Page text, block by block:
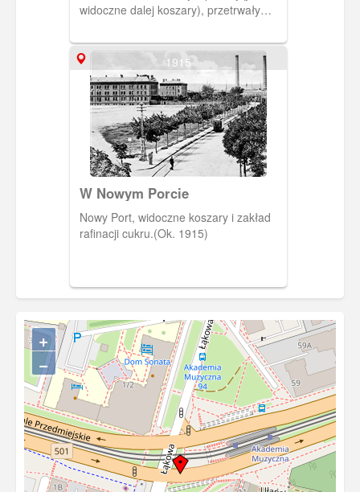
widoczne dalej koszary), przetrwały
wyburzone pod wybudowane
punktowce na potrzeby pracowników
GZE UNIMOR.
1915
W Nowym Porcie
Nowy Port, widoczne koszary i zakład
rafinacji cukru.(Ok. 1915)
+
−